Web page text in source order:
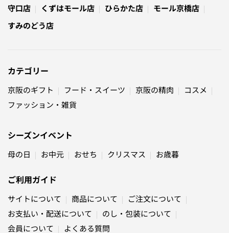
守口店 くずはモール店 ひらかた店
モール京橋店
すみのどう店
カテゴリー
京阪のギフト フード・スイーツ 京阪の精肉
コスメ
ファッション・雑貨
シーズンイベント
母の日 お中元 おせち クリスマス お歳暮
ご利用ガイド
サイトについて 商品について
ご注文について
お支払い・配送について
のし・包装について
会員について
よくある質問